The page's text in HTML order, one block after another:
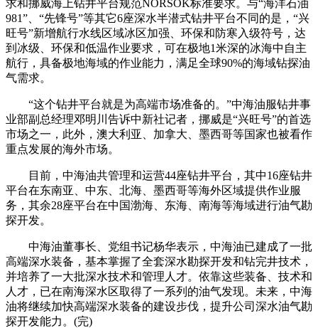
求和挪威海上钻井平台规范NORSOK标准要求。与“海洋石油
981”、“先锋号”等其它6座深水半潜式钻井平台不同的是，“兴
旺号”新增航行水线区域冰区加强、环保和防寒入级符号，达
到冰级、环保和低温作业要求，可在极地1米深的冰海中自主
航行，具备极地海域的作业能力，满足全球90%的海域钻探油
气需求。
“这个钻井平台就是为高端市场准备的。”中海油服钻井事
业部副总经理邓明川告诉中新社记者，挪威是“兴旺号”的首选
市场之一，此外，澳大利亚、加拿大、墨西哥等国家也被看作
重点发展的海外市场。
目前，中海油共管理和运营44座钻井平台，其中16座钻井
平台在东南亚、中东、北海、墨西哥等海外区域提供作业服
务，其余28座平台在中国渤海、东海、南海等海域进行油气勘
探开发。
中海油董事长、党组书记杨华表示，中海油已建成了一批
高端深水装备，基本掌握了全套深水勘探开发和钻完井技术，
并培养了一大批深水技术和管理人才。依靠这些装备、技术和
人才，已在南海深水区取得了一系列的油气发现。未来，中海
油将继续加快高端深水装备的建设步伐，提升公司深水油气勘
探开发能力。(完)